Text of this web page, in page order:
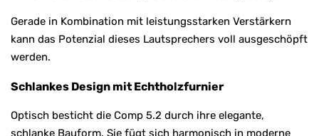
Gerade in Kombination mit leistungsstarken Verstärkern
kann das Potenzial dieses Lautsprechers voll ausgeschöpft
werden.
Schlankes Design mit Echtholzfurnier
Optisch besticht die Comp 5.2 durch ihre elegante,
schlanke Bauform. Sie fügt sich harmonisch in moderne